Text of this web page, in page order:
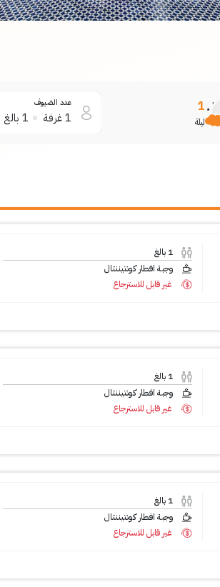
1
ليلة
عدد الضيوف
1غرفة 1 بالغ
1 بالغ
وجبة افطار كونتيننتال
غير قابل للاسترجاع
1 بالغ
وجبة افطار كونتيننتال
غير قابل للاسترجاع
1 بالغ
وجبة افطار كونتيننتال
غير قابل للاسترجاع